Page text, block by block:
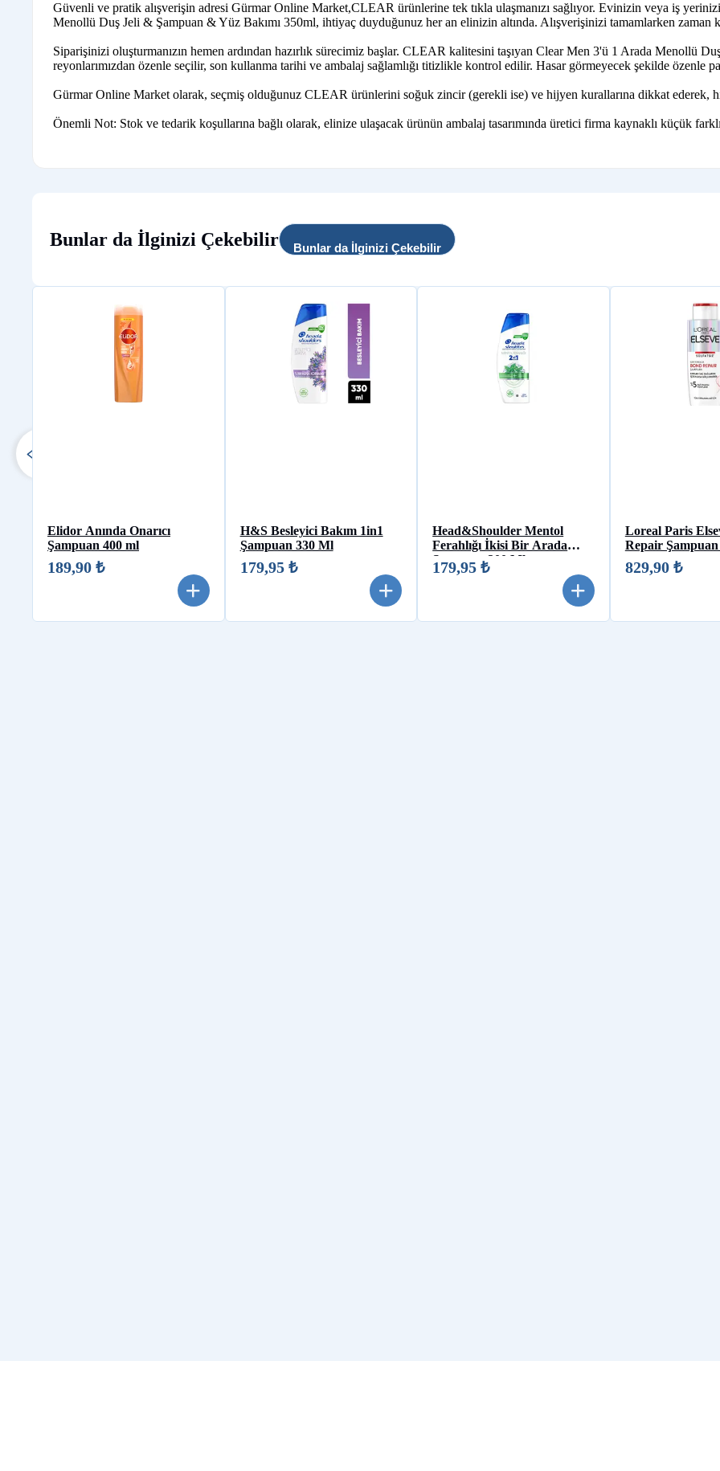
Güvenli ve pratik alışverişin adresi Gürmar Online Market,CLEAR ürünlerine tek tıkla ulaşmanızı sağlıyor. Evinizin veya iş
Menollü Duş Jeli & Şampuan & Yüz Bakımı 350ml, ihtiyaç duyduğunuz her an elinizin altında. Alışverişinizi tamamlarken zaman
Siparişinizi oluşturmanızın hemen ardından hazırlık sürecimiz başlar. CLEAR kalitesini taşıyan Clear Men 3'ü 1 Arada Menollü
reyonlarımızdan özenle seçilir, son kullanma tarihi ve ambalaj sağlamlığı titizlikle kontrol edilir. Hasar görmeyecek şekilde özenle
Gürmar Online Market olarak, seçmiş olduğunuz CLEAR ürünlerini soğuk zincir (gerekli ise) ve hijyen kurallarına dikkat ederek,
Önemli Not: Stok ve tedarik koşullarına bağlı olarak, elinize ulaşacak ürünün ambalaj tasarımında üretici firma kaynaklı küçük
Bunlar da İlginizi Çekebilir Bunlar da İlginizi Çekebilir
Elidor Anında Onarıcı
Şampuan 400 ml
189,90 ₺
H&S Besleyici Bakım 1in1
Şampuan 330 Ml
179,95 ₺
Head&Shoulder Mentol
Ferahlığı İkisi Bir Arada
Şampuan 300 Ml
179,95 ₺
Loreal Paris
Repair
829,90 ₺